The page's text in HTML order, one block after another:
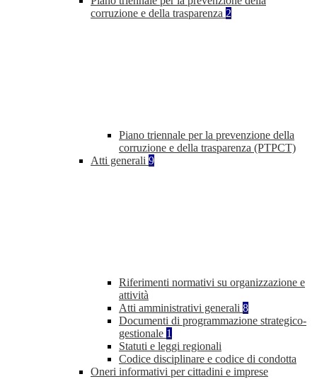
corruzione e della trasparenza 2
Piano triennale per la prevenzione della
corruzione e della trasparenza (PTPCT)
Atti generali 9
Riferimenti normativi su organizzazione e
attività
Atti amministrativi generali 8
Documenti di programmazione strategico-
gestionale 1
Statuti e leggi regionali
Codice disciplinare e codice di condotta
Oneri informativi per cittadini e imprese